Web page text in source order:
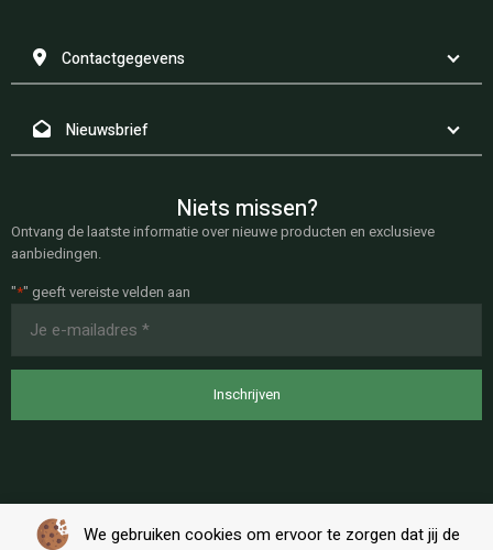
We gebruiken cookies om ervoor te zorgen dat jij de
Contactgegevens
Nieuwsbrief
Niets missen?
Ontvang de laatste informatie over nieuwe producten en exclusieve
aanbiedingen.
"*" geeft vereiste velden aan
mailadres
*